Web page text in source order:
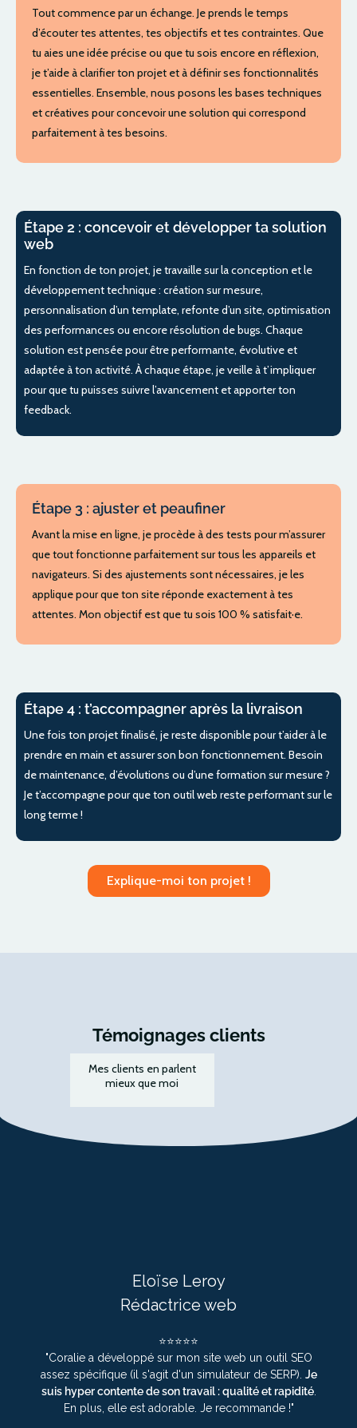
Tout commence par un échange. Je prends le temps
d’écouter tes attentes, tes objectifs et tes contraintes. Que
tu aies une idée précise ou que tu sois encore en réflexion,
je t’aide à clarifier ton projet et à définir ses fonctionnalités
essentielles. Ensemble, nous posons les bases techniques
et créatives pour concevoir une solution qui correspond
parfaitement à tes besoins.
Étape 2 : concevoir et développer ta solution
web
En fonction de ton projet, je travaille sur la conception et le
développement technique : création sur mesure,
personnalisation d’un template, refonte d’un site, optimisation
des performances ou encore résolution de bugs. Chaque
solution est pensée pour être performante, évolutive et
adaptée à ton activité. À chaque étape, je veille à t’impliquer
pour que tu puisses suivre l’avancement et apporter ton
feedback.
Étape 3 : ajuster et peaufiner
Avant la mise en ligne, je procède à des tests pour m’assurer
que tout fonctionne parfaitement sur tous les appareils et
navigateurs. Si des ajustements sont nécessaires, je les
applique pour que ton site réponde exactement à tes
attentes. Mon objectif est que tu sois 100 % satisfait·e.
Étape 4 : t’accompagner après la livraison
Une fois ton projet finalisé, je reste disponible pour t’aider à le
prendre en main et assurer son bon fonctionnement. Besoin
de maintenance, d’évolutions ou d’une formation sur mesure ?
Je t’accompagne pour que ton outil web reste performant sur le
long terme !
Explique-moi ton projet !
Témoignages clients
Mes clients en parlent
mieux que moi
Eloïse Leroy
Rédactrice web
⭐⭐⭐⭐⭐
"Coralie a développé sur mon site web un outil SEO
assez spécifique (il s'agit d'un simulateur de SERP). Je
suis hyper contente de son travail : qualité et rapidité.
En plus, elle est adorable. Je recommande !"